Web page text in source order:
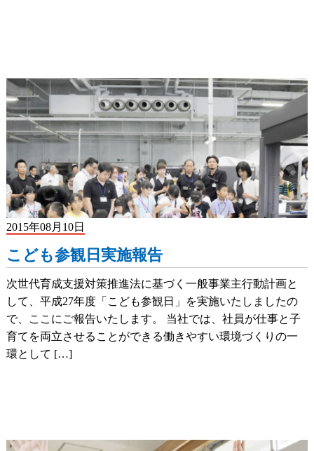
2015年08月10日
こども参観日実施報告
次世代育成支援対策推進法に基づく一般事業主行動計画と
して、平成27年度「こども参観日」を実施いたしましたの
で、ここにご報告いたします。 当社では、社員が仕事と子
育てを両立させることができる働きやすい環境づくりの一
環として […]